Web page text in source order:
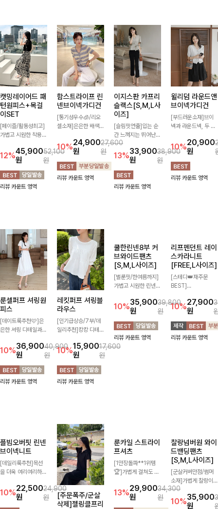
캣밍레이어드 패
턴원피스+목걸
이SET
[페이즐/활동성최고]
가볍고 시원한 착용감
없이 즐기기 좋은 라
운드 니트 🤍 베이직
한 디자인으로 다양한
하의와 손쉽게 매치되
어 데일리하게 활용하
12%45,900
원
52,100
원
리뷰 카운트 영역
함스트라이프 린
넨브이넥가디건
[통기성우수🧊/리오
셀소재]은은한 배색
캐주얼하면서도 산뜻
한 무드 살려주는 니
트 가디건 💛 브이넥
라인에 슬림하게 떨어
지는 핏 더해져 단독
10%24,900
원
27,600
원
리뷰 카운트 영역
이지스판 카프리
슬랙스[S,M,L사
이즈]
[슬림핏연출]입는 순
간 느껴지는 뛰어난
신축성으로 활동량 많
은 날에도 편안하게
🌿 발목이 드러나는
카프리 기장이 다리
라인을 더욱 길고 산
뜻하게 보여주며, 깔
13%33,900
원
38,900
원
리뷰 카운트 영역
윌리덤 라운드앤
브이넥가디건
[부드러운소재]브이
넥과 라운드넥, 두 가
맞게 선택할 수 있는
활용도 높은 가디건
🤍 부드러운 착용감
과 베이직한 디자인으
로 단독은 물론 가볍
10%20,900
원
리뷰 카운트 영역
룬셀퍼프 셔링원
피스
[데이트룩추천🩷]은
은한 셔링 디테일과
사랑스러운 무드를 완
성해주는 원피스🤍
허리 스모크 밴딩이
슬림한 실루엣을 연출
해주며, 자연스럽게
10%36,900
원
40,900
원
리뷰 카운트 영역
레킷퍼프 셔링블
라우스
[인기급상승/7부/데
일리추천]캉캉 디테일
풍성한 실루엣을 완성
해주는 블라우스 🤍
가볍게 퍼지는 핏으로
체형을 자연스럽게 커
버해주며 여성스럽게
10%15,900
원
17,600
원
리뷰 카운트 영역
쿨한린넨8부 커
브와이드팬츠
[벌룬핏/한여름까지]
가볍고 시원한 린넨
혼방 소재로 한여름까
리프펜던트 레이
스카라니트
[스테디👑재주문
BEST]
[주문폭주/군살
찰랑넘버원 와이